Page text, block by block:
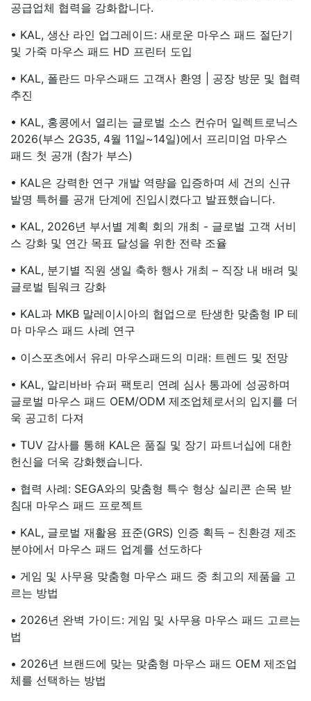
공급업체 협력을 강화합니다.
• KAL, 생산 라인 업그레이드: 새로운 마우스 패드 절단기
및 가죽 마우스 패드 HD 프린터 도입
• KAL, 폴란드 마우스패드 고객사 환영 | 공장 방문 및 협력
추진
• KAL, 홍콩에서 열리는 글로벌 소스 컨슈머 일렉트로닉스
2026(부스 2G35, 4월 11일~14일)에서 프리미엄 마우스
패드 첫 공개 (참가 부스)
• KAL은 강력한 연구 개발 역량을 입증하며 세 건의 신규
발명 특허를 공개 단계에 진입시켰다고 발표했습니다.
• KAL, 2026년 부서별 계획 회의 개최 - 글로벌 고객 서비
스 강화 및 연간 목표 달성을 위한 전략 조율
• KAL, 분기별 직원 생일 축하 행사 개최 – 직장 내 배려 및
글로벌 팀워크 강화
• KAL과 MKB 말레이시아의 협업으로 탄생한 맞춤형 IP 테
마 마우스 패드 사례 연구
• 이스포츠에서 유리 마우스패드의 미래: 트렌드 및 전망
• KAL, 알리바바 슈퍼 팩토리 연례 심사 통과에 성공하며
글로벌 마우스 패드 OEM/ODM 제조업체로서의 입지를 더
욱 공고히 다져
• TUV 감사를 통해 KAL은 품질 및 장기 파트너십에 대한
헌신을 더욱 강화했습니다.
• 협력 사례: SEGA와의 맞춤형 특수 형상 실리콘 손목 받
침대 마우스 패드 프로젝트
• KAL, 글로벌 재활용 표준(GRS) 인증 획득 – 친환경 제조
분야에서 마우스 패드 업계를 선도하다
• 게임 및 사무용 맞춤형 마우스 패드 중 최고의 제품을 고
르는 방법
• 2026년 완벽 가이드: 게임 및 사무용 마우스 패드 고르는
법
• 2026년 브랜드에 맞는 맞춤형 마우스 패드 OEM 제조업
체를 선택하는 방법